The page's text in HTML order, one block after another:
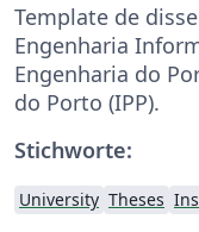
Template de
Engenharia
Engenharia do
do Porto (IPP).
Stichworte:
University Theses